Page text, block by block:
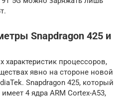
Snapdragon 425 и
характеристик процессоров,
явно на стороне новой
Snapdragon 425, который
4 ядра ARM Cortex-A53,